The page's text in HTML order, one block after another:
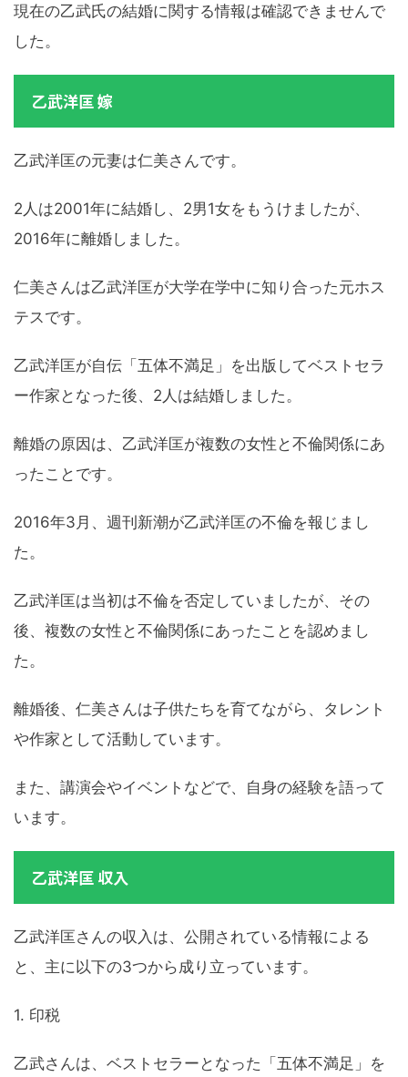
現在の乙武氏の結婚に関する情報は確認できませんで
した。
乙武洋匡 嫁
乙武洋匡の元妻は仁美さんです。
2人は2001年に結婚し、2男1女をもうけましたが、
2016年に離婚しました。
仁美さんは乙武洋匡が大学在学中に知り合った元ホス
テスです。
乙武洋匡が自伝「五体不満足」を出版してベストセラ
ー作家となった後、2人は結婚しました。
離婚の原因は、乙武洋匡が複数の女性と不倫関係にあ
ったことです。
2016年3月、週刊新潮が乙武洋匡の不倫を報じまし
た。
乙武洋匡は当初は不倫を否定していましたが、その
後、複数の女性と不倫関係にあったことを認めまし
た。
離婚後、仁美さんは子供たちを育てながら、タレント
や作家として活動しています。
また、講演会やイベントなどで、自身の経験を語って
います。
乙武洋匡 収入
乙武洋匡さんの収入は、公開されている情報による
と、主に以下の3つから成り立っています。
1. 印税
乙武さんは、ベストセラーとなった「五体不満足」を